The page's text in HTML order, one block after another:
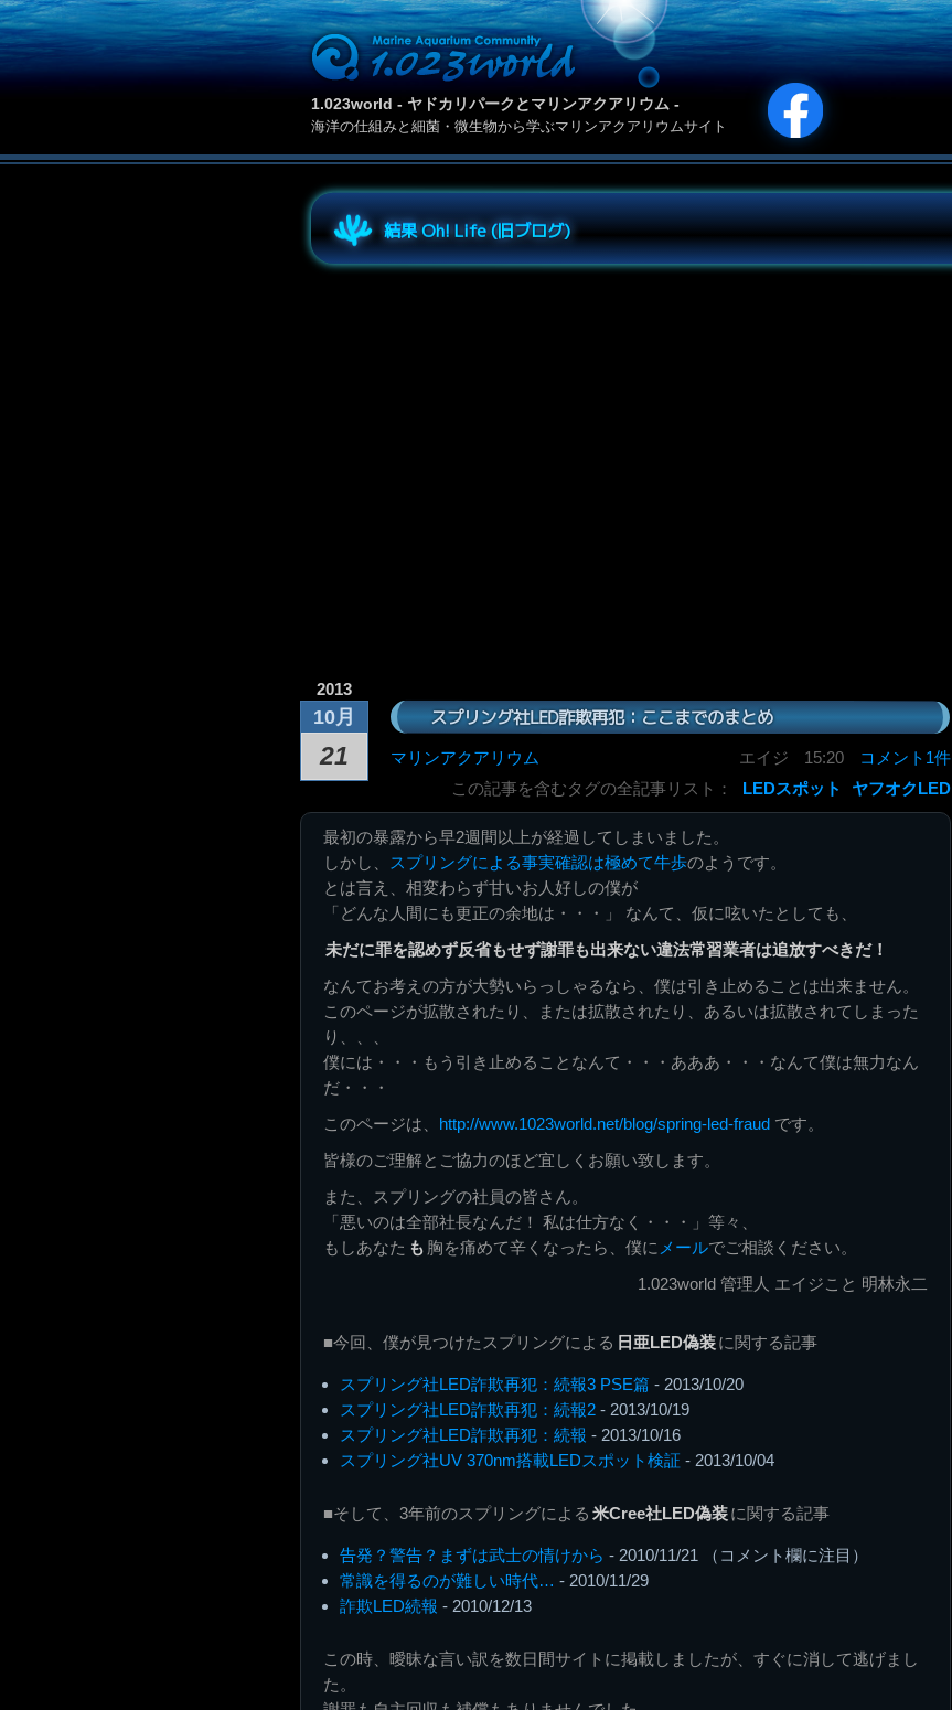
1.023world - ヤドカリパークとマリンアクアリウム -
海洋の仕組みと細菌・微生物から学ぶマリンアクアリウムサイト
結果 Oh! Life (旧ブログ)
2013
10月
21
スプリング社LED詐欺再犯：ここまでのまとめ
マリンアクアリウム エイジ 15:20
コメント1件
この記事を含むタグの全記事リスト：
LEDスポット ヤフオクLED
最初の暴露から早2週間以上が経過してしまいました。
しかし、
スプリングによる事実確認は極めて牛歩のようです。
とは言え、相変わらず甘いお人好しの僕が
「どんな人間にも更正の余地は・・・」 なんて、仮に呟いたとしても、
未だに罪を認めず反省もせず謝罪も出来ない違法常習業者は追放すべきだ！
なんてお考えの方が大勢いらっしゃるなら、僕は引き止めることは出来ません。
このページが拡散されたり、または拡散されたり、あるいは拡散されてしまった
り、、、
僕には・・・もう引き止めることなんて・・・あああ・・・なんて僕は無力なん
だ・・・
このページは、 http://www.1023world.net/blog/spring-led-fraud です。
皆様のご理解とご協力のほど宜しくお願い致します。
また、スプリングの社員の皆さん。
「悪いのは全部社長なんだ！ 私は仕方なく・・・」等々、
もしあなた も 胸を痛めて辛くなったら、僕に メールでご相談ください。
1.023world 管理人 エイジこと 明林永二
■今回、僕が見つけたスプリングによる 日亜LED偽装に関する記事
スプリング社LED詐欺再犯：続報3 PSE篇 - 2013/10/20
スプリング社LED詐欺再犯：続報2 - 2013/10/19
スプリング社LED詐欺再犯：続報 - 2013/10/16
スプリング社UV 370nm搭載LEDスポット検証 - 2013/10/04
■そして、3年前のスプリングによる 米Cree社LED偽装に関する記事
告発？警告？まずは武士の情けから - 2010/11/21 （コメント欄に注目）
常識を得るのが難しい時代… - 2010/11/29
詐欺LED続報 - 2010/12/13
この時、曖昧な言い訳を数日間サイトに掲載しましたが、すぐに消して逃げまし
た。